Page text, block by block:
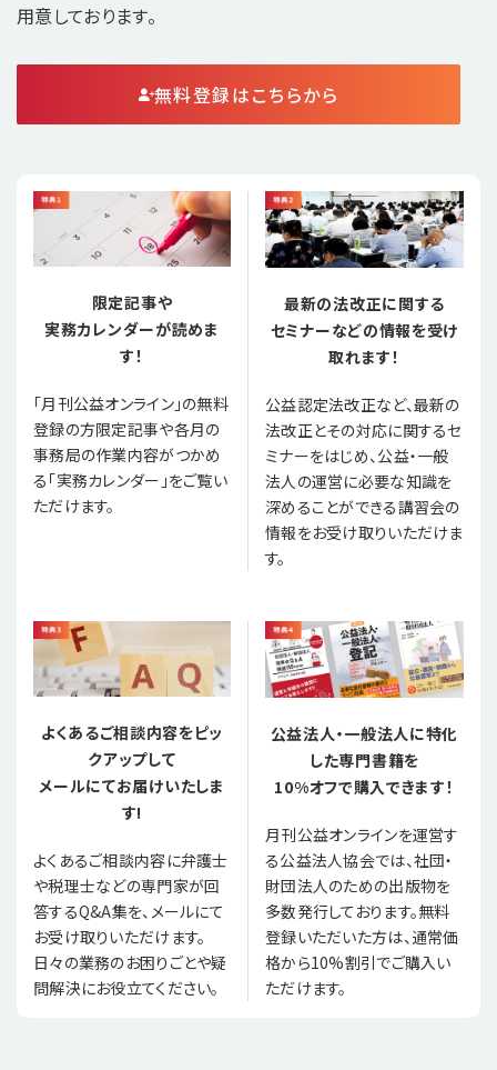
用意しております。
無料登録はこちらから
限定記事や
実務カレンダーが読めま
す！
「月刊公益オンライン」の無料
登録の方限定記事や各月の
事務局の作業内容がつかめ
る「実務カレンダー」をご覧い
ただけます。
最新の法改正に関する
セミナーなどの情報を受け
取れます！
公益認定法改正など、最新の
法改正とその対応に関するセ
ミナーをはじめ、公益・一般
法人の運営に必要な知識を
深めることができる講習会の
情報をお受け取りいただけま
す。
よくあるご相談内容をピッ
クアップして
メールにてお届けいたしま
す!
よくあるご相談内容に弁護士
や税理士などの専門家が回
答するQ&A集を、メールにて
お受け取りいただけます。
日々の業務のお困りごとや疑
問解決にお役立てください。
公益法人・一般法人に特化
した専門書籍を
10%オフで購入できます！
月刊公益オンラインを運営す
る公益法人協会では、社団・
財団法人のための出版物を
多数発行しております。無料
登録いただいた方は、通常価
格から10%割引でご購入い
ただけます。